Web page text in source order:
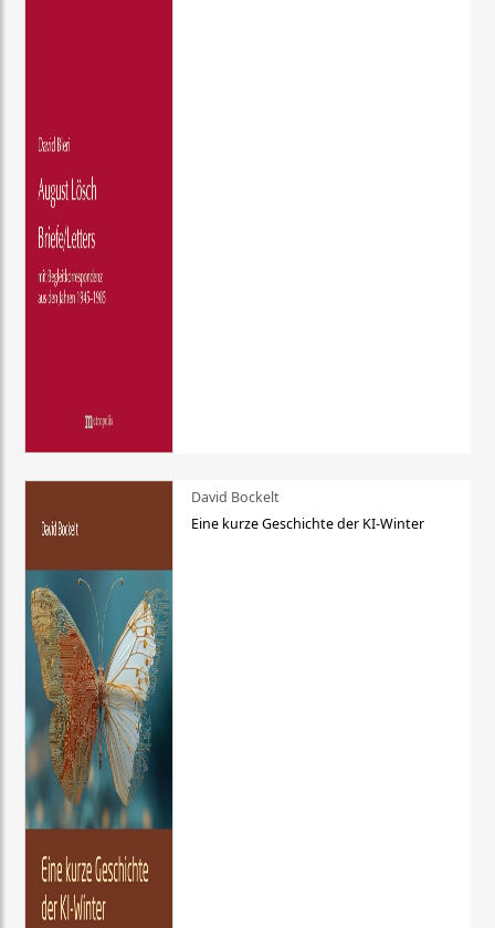
David Bockelt
Eine kurze Geschichte der KI-Winter